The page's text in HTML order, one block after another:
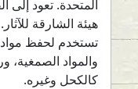
المتحدة. تعود إلى
هيئة الشارقة
تستخدم لحفظ مواد
والمواد الصمغية،
كالكحل وغيره.